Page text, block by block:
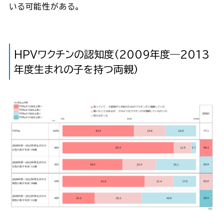
いる可能性がある。
HPVワクチンの認知度（2009年度―2013
年度生まれの子を持つ両親）